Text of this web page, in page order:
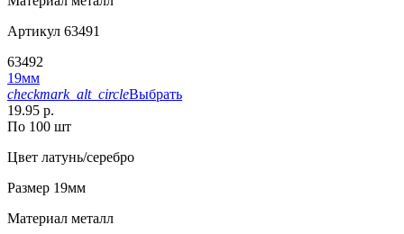
Артикул 63491
63492
19мм
checkmark_alt_circleВыбрать
19.95 р.
По 100 шт
Цвет латунь/серебро
Размер 19мм
Материал металл